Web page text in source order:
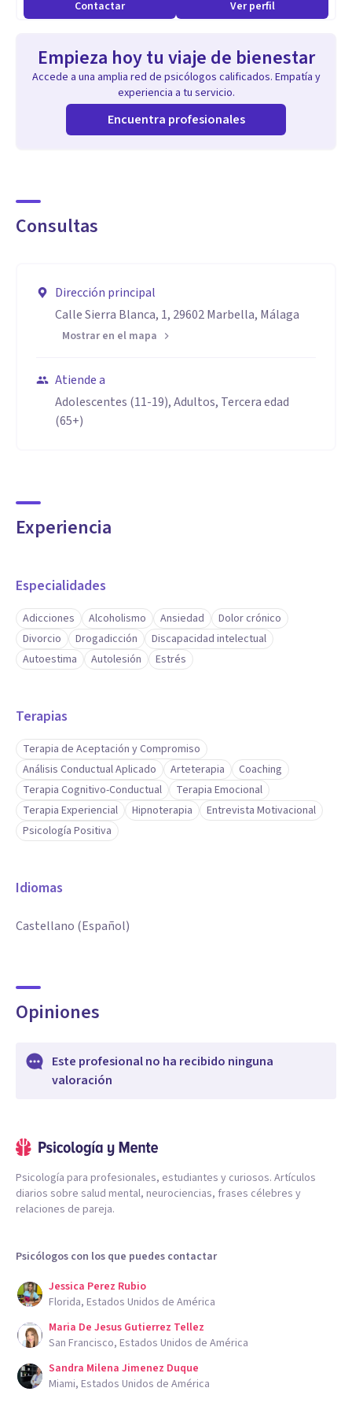
Contactar Ver perfil
Empieza hoy tu viaje de bienestar
Accede a una amplia red de psicólogos calificados. Empatía y
experiencia a tu servicio.
Encuentra profesionales
Consultas
Dirección principal
Calle Sierra Blanca, 1, 29602 Marbella, Málaga
Mostrar en el mapa
Atiende a
Adolescentes (11-19), Adultos, Tercera edad
(65+)
Experiencia
Especialidades
Adicciones Alcoholismo Ansiedad
Dolor crónico
Divorcio
Drogadicción
Discapacidad intelectual
Autoestima
Autolesión Estrés
Terapias
Terapia de Aceptación y Compromiso
Análisis Conductual Aplicado
Arteterapia
Coaching
Terapia Cognitivo-Conductual
Terapia Emocional
Terapia Experiencial
Hipnoterapia
Entrevista Motivacional
Psicología Positiva
Idiomas
Castellano (Español)
Opiniones
Este profesional no ha recibido ninguna
valoración
Psicología para profesionales, estudiantes y curiosos. Artículos
diarios sobre salud mental, neurociencias, frases célebres y
relaciones de pareja.
Psicólogos con los que puedes contactar
Jessica Perez Rubio
Florida, Estados Unidos de América
Maria De Jesus Gutierrez Tellez
San Francisco, Estados Unidos de América
Sandra Milena Jimenez Duque
Miami, Estados Unidos de América